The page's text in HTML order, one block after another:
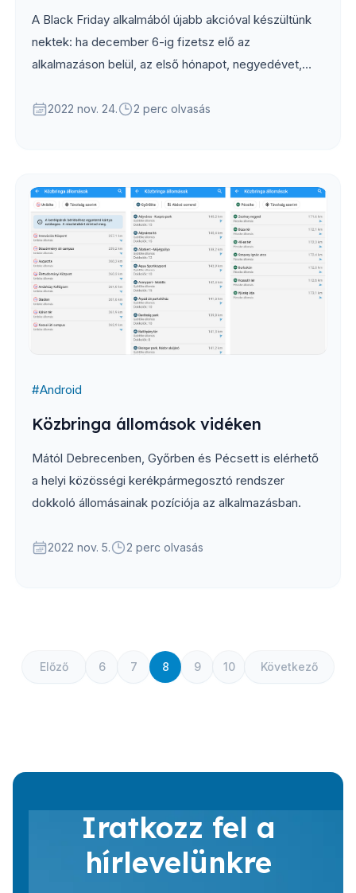
A Black Friday alkalmából újabb akcióval készültünk
nektek: ha december 6-ig fizetsz elő az
alkalmazáson belül, az első hónapot, negyedévet,
2022 nov. 24. 2 perc olvasás
#Android
Közbringa állomások vidéken
Mától Debrecenben, Győrben és Pécsett is elérhető
a helyi közösségi kerékpármegosztó rendszer
dokkoló állomásainak pozíciója az alkalmazásban.
2022 nov. 5. 2 perc olvasás
Előző 6 7 8 9 10 Következő
Iratkozz fel a
hírlevelünkre